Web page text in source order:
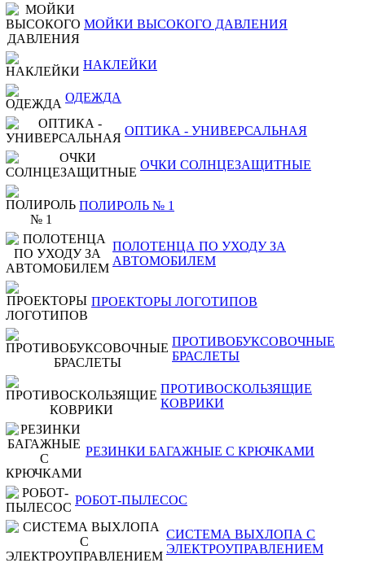
МОЙКИ ВЫСОКОГО ДАВЛЕНИЯ
НАКЛЕЙКИ
ОДЕЖДА
ОПТИКА - УНИВЕРСАЛЬНАЯ
ОЧКИ СОЛНЦЕЗАЩИТНЫЕ
ПОЛИРОЛЬ № 1
ПОЛОТЕНЦА ПО УХОДУ ЗА
АВТОМОБИЛЕМ
ПРОЕКТОРЫ ЛОГОТИПОВ
ПРОТИВОБУКСОВОЧНЫЕ
БРАСЛЕТЫ
ПРОТИВОСКОЛЬЗЯЩИЕ
КОВРИКИ
РЕЗИНКИ БАГАЖНЫЕ С КРЮЧКАМИ
РОБОТ-ПЫЛЕСОС
СИСТЕМА ВЫХЛОПА С
ЭЛЕКТРОУПРАВЛЕНИЕМ